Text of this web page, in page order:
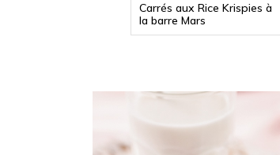
Carrés aux Rice Krispies à
la barre Mars